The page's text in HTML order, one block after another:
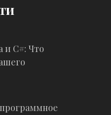
и C#: Что